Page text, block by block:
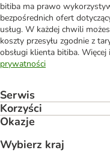
bitiba ma prawo
bezpośrednich ofert
usług. W każdej chwili
koszty przesyłu zgodnie z
obsługi klienta bitiba.
prywatności
Serwis
Korzyści
Okazje
Wybierz kraj